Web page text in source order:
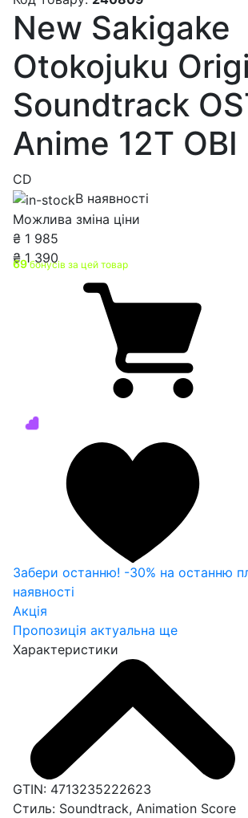
New Sakigake
Otokojuku
Soundtrack
Anime 12T OBI
CD
В наявності
Можлива зміна ціни
₴ 1 985
₴1 390
69бонусів за цей товар
Забери останню! -30% на останню
наявності
Акція
Пропозиція актуальна ще
Характеристики
GTIN: 4713235222623
Стиль: Soundtrack, Animation Score